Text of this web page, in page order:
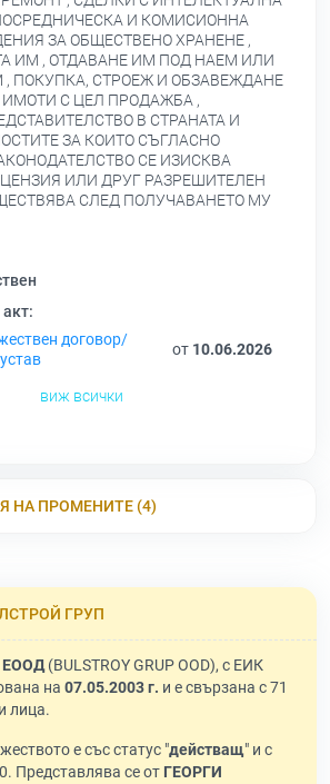
И КОМИСИОННА
ЗА ОБЩЕСТВЕНО ХРАНЕНЕ ,
ИМ , ОТДАВАНЕ ИМ ПОД НАЕМ ИЛИ
ПОКУПКА, СТРОЕЖ И ОБЗАВЕЖДАНЕ
С ЦЕЛ ПРОДАЖБА ,
В СТРАНАТА И
ЗА КОИТО СЪГЛАСНО
СЕ ИЗИСКВА
ИЛИ ДРУГ РАЗРЕШИТЕЛЕН
СЛЕД ПОЛУЧАВАНЕТО МУ
договор/
от 10.06.2026
виж всички
НА ПРОМЕНИТЕ (4)
ГРУП
ЕООД(BULSTROY GRUP OOD), с ЕИК
на 07.05.2003 г. и е свързана с 71
лица.
е със статус "действащ" и с
Представлява се от ГЕОРГИ